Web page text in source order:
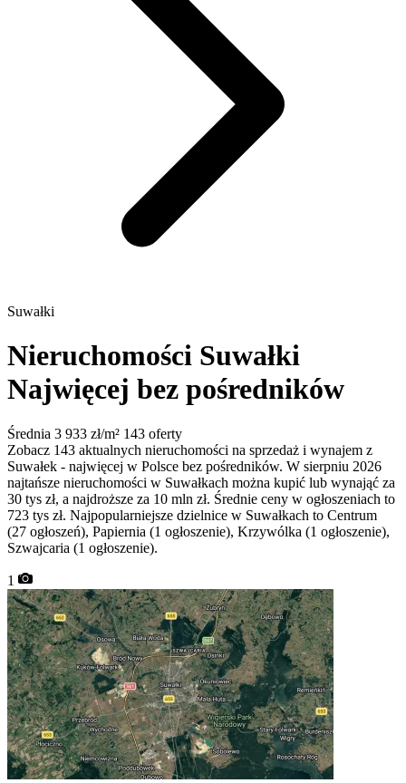
Suwałki
Nieruchomości Suwałki
Najwięcej bez pośredników
Średnia 3 933 zł/m² 143 oferty
Zobacz 143 aktualnych nieruchomości na sprzedaż i wynajem z
Suwałek - najwięcej w Polsce bez pośredników. W sierpniu 2026
najtańsze nieruchomości w Suwałkach można kupić lub wynająć za
30 tys zł, a najdroższe za 10 mln zł. Średnie ceny w ogłoszeniach to
723 tys zł. Najpopularniejsze dzielnice w Suwałkach to Centrum
(27 ogłoszeń), Papiernia (1 ogłoszenie), Krzywólka (1 ogłoszenie),
Szwajcaria (1 ogłoszenie).
1